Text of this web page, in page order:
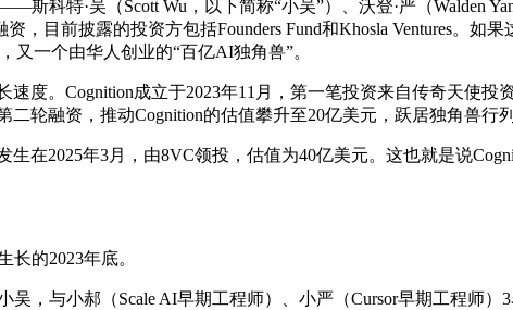
科特·吴（Scott Wu，以下简称“小吴”）、沃登·严（Walden
，目前披露的投资方包括Founders Fund和Khosla Ventures。如
又一个由华人创业的“百亿AI独角兽”。
速度。Cognition成立于2023年11月，第一笔投资来自传奇天使
二轮融资，推动Cognition的估值攀升至20亿美元，跃居独角兽行列
生在2025年3月，由8VC领投，估值为40亿美元。这也就是说
的2023年底。
吴，与小郝（Scale AI早期工程师）、小严（Cursor早期工程师